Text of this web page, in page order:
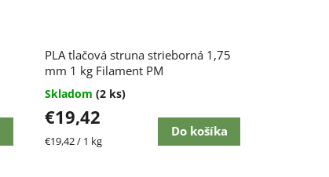
PLA tlačová struna strieborná 1,75
mm 1 kg Filament PM
Skladom (2 ks)
€19,42
Jednotková
€19,42 / 1 kg
Do košíka